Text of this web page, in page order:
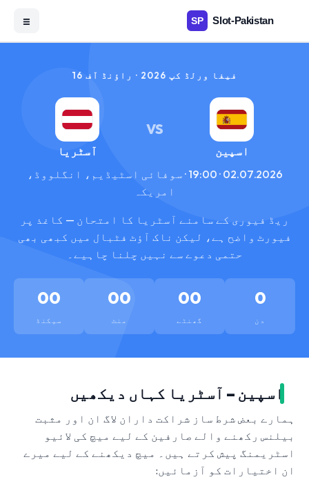
☰
فیفا ورلڈ کپ 2026 · راؤنڈ آف 16
اسپین
VS
آسٹریا
02.07.2026 · 19:00 · سوفائی اسٹیڈیم، انگلووڈ،
امریکہ
ریڈ فیوری کے سامنے آسٹریا کا امتحان — کاغذ پر
فیورٹ واضح ہے، لیکن ناک آؤٹ فٹبال میں کبھی بھی
حتمی دعوے سے نہیں چلنا چاہیے۔
0
دن
00
گھنٹے
00
منٹ
00
سیکنڈ
اسپین – آسٹریا کہاں دیکھیں
ہمارے بعض شرط ساز شراکت داران لاگ ان اور مثبت
بیلنس رکھنے والے صارفین کے لیے میچ کی لائیو
اسٹریمنگ پیش کرتے ہیں۔ میچ دیکھنے کے لیے میرے
ان اختیارات کو آزمائیں: